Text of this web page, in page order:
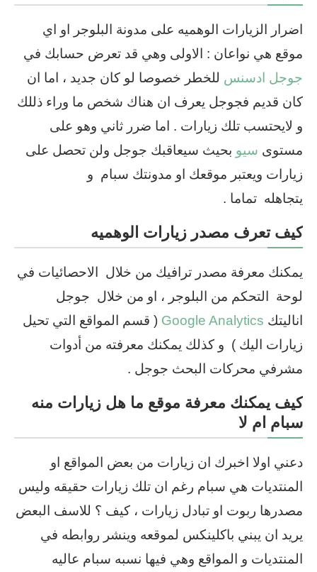
اضرار الزيارات الوهميه على مدونة البلوجر او اي
موقع هي نواعان : الاولى وهي قد تعرض حسابك في
جوجل ادسنس للخطر خصوصا لو كان جديد ، اما ان
كان قديم فجوجل يعرف ان هناك شخص ما وراء ذللك
و لايحتسب تلك زيارات . اما ضرر ثاني وهو على
مستوى سيو بحيث سيعاقبك جوجل ولن تحصل على
زيارات ويعتبر موقعك او مدونتك سبام و
يتجاهله تماما .
كيف تعرف مصدر زيارات الوهميه
يمكنك معرفة مصدر ترافيك من خلال الاحصائيات في
لوحة التحكم من البلوجر ، او من خلال جوجل
اناليتك Google Analytics ( قسم المواقع التي تحيل
زيارات اليك ) و كذلك يمكنك معرفته من أدوات
مشرفي محركات البحث جوجل .
كيف يمكنك معرفة موقع ما هل زيارات منه
سبام ام لا
دعني اولا اخبرك ان زيارات من بعض المواقع او
المنتديات هي سبام رغم ان تلك زيارات حقيقه وليس
مصدرها ربوت او تبادل زيارات ، كيف ؟ للاسف البعض
يريد ان يبني باكلينكس لموقعه وينشر روابطه في
المنتديات و المواقع وهي فيها نسبه سبام عاليه